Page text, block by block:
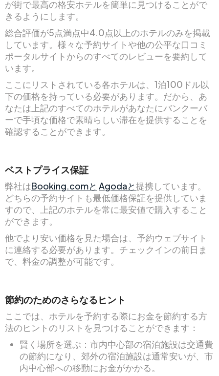
が街で最高の格安ホテルを簡単に見つけることがで
きるようにします。
総合評価が5点満点中4.0点以上のホテルのみを掲載
しています。様々な予約サイトや他の公平な口コミ
ポータルサイトからのすべてのレビューを要約して
います。
ここにリストされている各ホテルは、1泊100ドル以
下の価格を持っている必要があります。だから、あ
なたは上記のすべてのホテルがあなたにバンクーバ
ーで手頃な価格で素晴らしい滞在を提供することを
確認することができます。
ベストプライス保証
弊社はBooking.comと Agodaと提携しています。
どちらの予約サイトも最低価格保証を提供していま
すので、上記のホテルを常に最安値で購入すること
ができます。
他でより安い価格を見た場合は、予約ウェブサイト
に連絡する必要があります。チェックインの前日ま
で、料金の調整が可能です。
節約のためのさらなるヒント
ここでは、ホテルを予約する際にお金を節約する方
法のヒントのリストを見つけることができます：
賢く場所を選ぶ：市内中心部の宿泊施設は交通費
の節約になり、郊外の宿泊施設は通常安いが、市
内中心部への移動にお金がかかる。